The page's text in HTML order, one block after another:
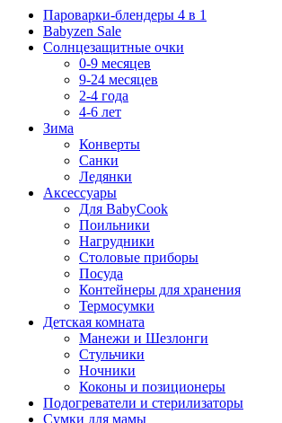
Пароварки-блендеры 4 в 1
Babyzen Sale
Солнцезащитные очки
0-9 месяцев
9-24 месяцев
2-4 года
4-6 лет
Зима
Конверты
Санки
Ледянки
Аксессуары
Для BabyCook
Поильники
Нагрудники
Столовые приборы
Посуда
Контейнеры для хранения
Термосумки
Детская комната
Манежи и Шезлонги
Стульчики
Ночники
Коконы и позиционеры
Подогреватели и стерилизаторы
Сумки для мамы